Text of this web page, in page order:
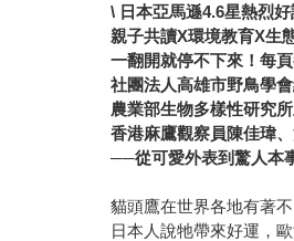
\ 日本亞馬遜4.6星熱烈
親子共讀X環境教育X生
一翻開就停不下來！每
社團法人高雄市野鳥學
農業部生物多樣性研究
香港麻鷹觀察員陳佳瑋
──從可愛外表到驚人本
貓頭鷹在世界各地有著不
日本人說牠帶來好運，